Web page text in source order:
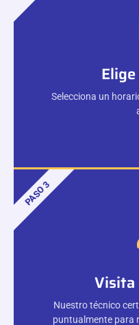
Selecciona un
Visita
Nuestro técnico
puntualmente para
PASO 3